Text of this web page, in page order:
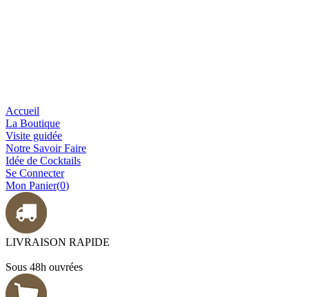
Accueil
La Boutique
Visite guidée
Notre Savoir Faire
Idée de Cocktails
Se Connecter
Mon Panier(0)
LIVRAISON RAPIDE
Sous 48h ouvrées